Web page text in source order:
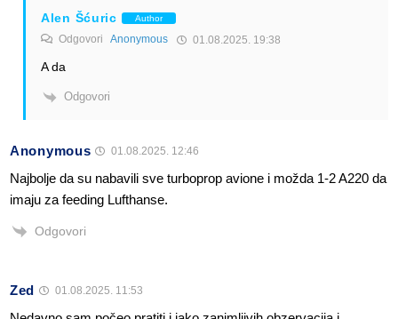
Alen Šćuric Author
Odgovori Anonymous 01.08.2025. 19:38
A da
Odgovori
Anonymous 01.08.2025. 12:46
Najbolje da su nabavili sve turboprop avione i možda 1-2 A220 da
imaju za feeding Lufthanse.
Odgovori
Zed 01.08.2025. 11:53